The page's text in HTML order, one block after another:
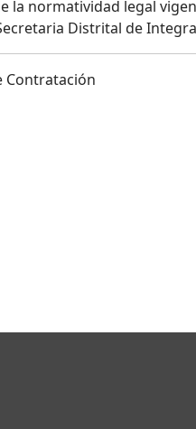
la normatividad legal
Distrital de
Contratación